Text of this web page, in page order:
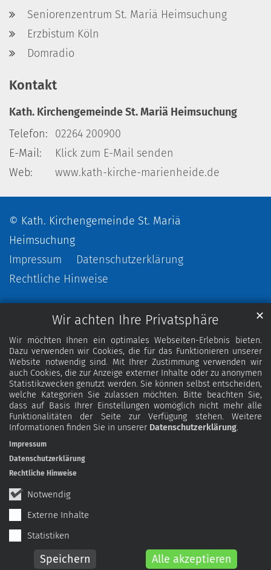
Wir achten Ihre Privatsphäre
Wir möchten Ihnen ein optimales Webseiten-Erlebnis bieten.
Dazu verwenden wir Cookies, die für das Funktionieren unserer
Website notwendig sind. Mit Ihrer Zustimmung verwenden wir
auch Cookies, die zur Anzeige externer Inhalte oder zu anonymen
Statistikzwecken genutzt werden. Sie können selbst entscheiden,
welche Kategorien Sie zulassen möchten. Bitte beachten Sie,
dass auf Basis Ihrer Einstellungen womöglich nicht mehr alle
Funktionalitäten der Seite zur Verfügung stehen. Weitere
Informationen finden Sie in unserer Datenschutzerklärung.
Notwendig
Externe Inhalte
Statistiken
Speichern Alle akzeptieren
✕
Impressum
Datenschutzerklärung
Rechtliche Hinweise
Seniorenzentrum St. Mariä Heimsuchung
Erzbistum Köln
Domradio
Kontakt
Kath. Kirchengemeinde St. Mariä Heimsuchung
Telefon:
02264 200900
E-Mail:
Klick zum E-Mail senden
Web:
www.kath-kirche-marienheide.de
© Kath. Kirchengemeinde St. Mariä
Heimsuchung
Impressum
Datenschutzerklärung
Rechtliche Hinweise